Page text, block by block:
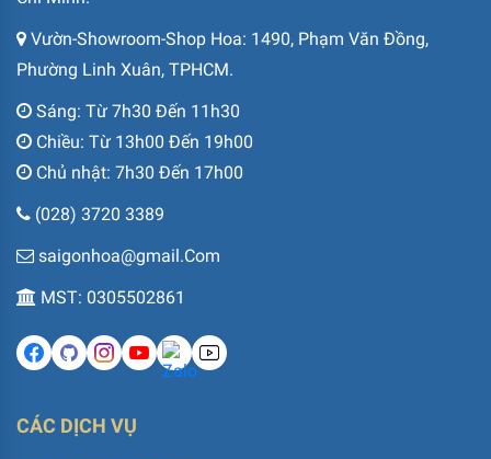
Vườn-Showroom-Shop Hoa: 1490, Phạm Văn Đồng,
Phường Linh Xuân, TPHCM.
Sáng: Từ 7h30 Đến 11h30
Chiều: Từ 13h00 Đến 19h00
Chủ nhật: 7h30 Đến 17h00
(028) 3720 3389
saigonhoa@gmail.Com
MST: 0305502861
CÁC DỊCH VỤ